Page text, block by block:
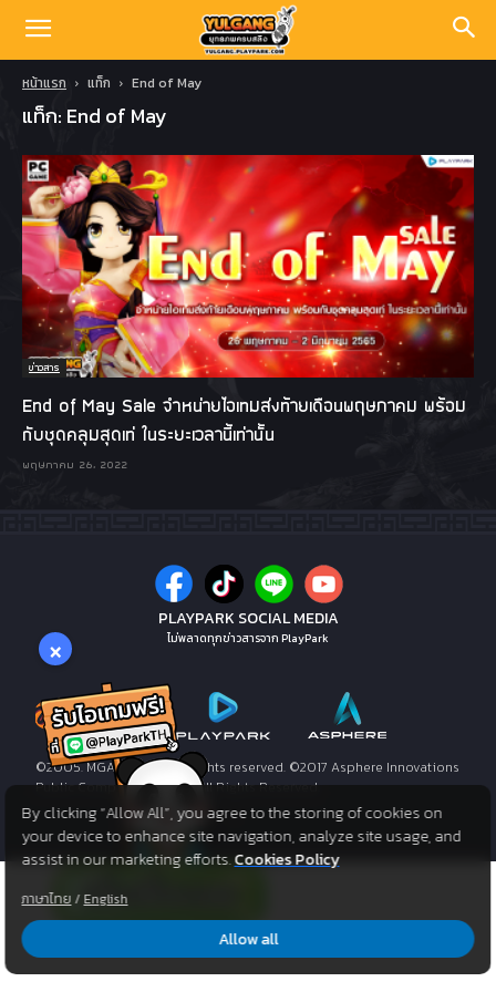
หน้าแรก แท็ก End of May
แท็ก: End of May
ข่าวสาร
End of May Sale จำหน่ายไอเทมส่งท้ายเดือนพฤษภาคม พร้อม
กับชุดคลุมสุดเท่ ในระยะเวลานี้เท่านั้น
พฤษภาคม 26, 2022
PLAYPARK SOCIAL MEDIA
ไม่พลาดทุกข่าวสารจาก PlayPark
©2005. MGAME Corp. All rights reserved. ©2017 Asphere Innovations
Public Company Limited. All Rights Reserved.
By clicking “Allow All”, you agree to the storing of cookies on
your device to enhance site navigation, analyze site usage, and
assist in our marketing efforts.Cookies Policy
ภาษาไทย / English
Allow all
×